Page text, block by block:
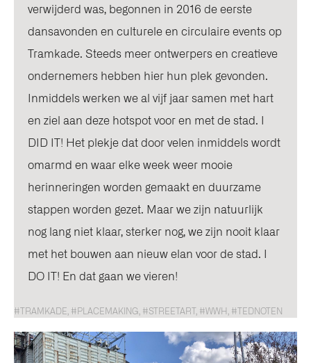
verwijderd was, begonnen in 2016 de eerste
dansavonden en culturele en circulaire events op
Tramkade. Steeds meer ontwerpers en creatieve
ondernemers hebben hier hun plek gevonden.
Inmiddels werken we al vijf jaar samen met hart
en ziel aan deze hotspot voor en met de stad. I
DID IT! Het plekje dat door velen inmiddels wordt
omarmd en waar elke week weer mooie
herinneringen worden gemaakt en duurzame
stappen worden gezet. Maar we zijn natuurlijk
nog lang niet klaar, sterker nog, we zijn nooit klaar
met het bouwen aan nieuw elan voor de stad. I
DO IT! En dat gaan we vieren!
#TRAMKADE, #PLACEMAKING, #STREETART, #WWH, #TEDNOTEN